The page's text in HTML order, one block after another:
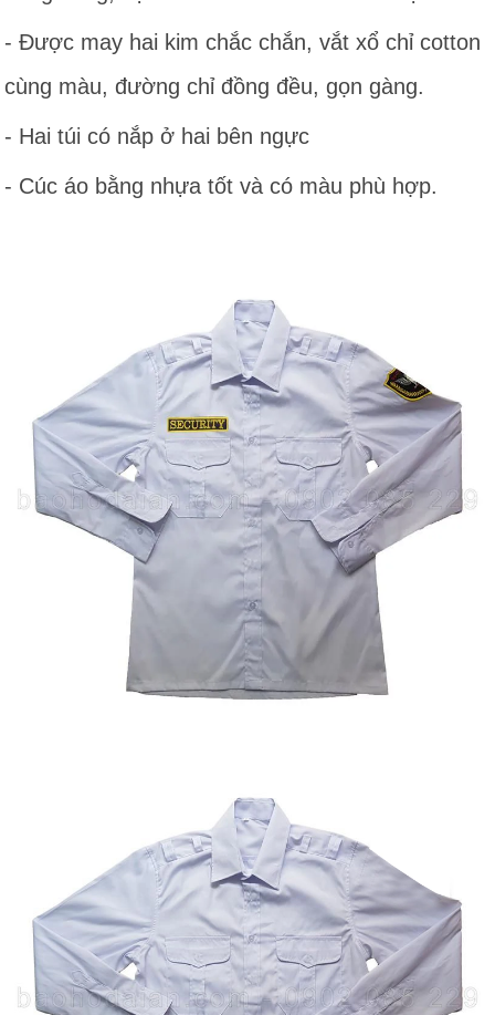
- Được may hai kim chắc chắn, vắt xổ chỉ cotton
cùng màu, đường chỉ đồng đều, gọn gàng.
- Hai túi có nắp ở hai bên ngực
- Cúc áo bằng nhựa tốt và có màu phù hợp.